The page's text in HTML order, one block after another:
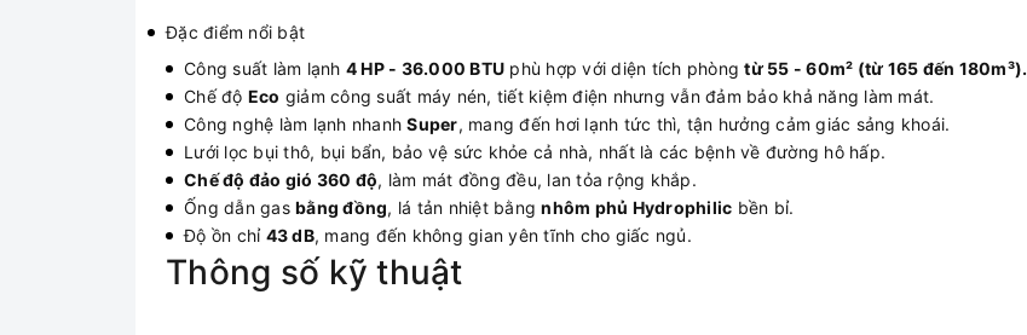
Đặc điểm nổi bật
Công suất làm lạnh 4 HP - 36.000 BTU phù hợp với diện tích phòng từ 55 - 60m² (từ 165 đến 180m³).
Chế độ Eco giảm công suất máy nén, tiết kiệm điện nhưng vẫn đảm bảo khả năng làm mát.
Công nghệ làm lạnh nhanhSuper, mang đến hơi lạnh tức thì, tận hưởng cảm giác sảng khoái.
Lưới lọc bụi thô, bụi bẩn, bảo vệ sức khỏe cả nhà, nhất là các bệnh về đường hô hấp.
Chế độ đảo gió 360 độ, làm mát đồng đều, lan tỏa rộng khắp.
Ống dẫn gas bằng đồng, lá tản nhiệt bằng nhôm phủ Hydrophilic bền bỉ.
Độ ồn chỉ 43 dB, mang đến không gian yên tĩnh cho giấc ngủ.
Thông số kỹ thuật